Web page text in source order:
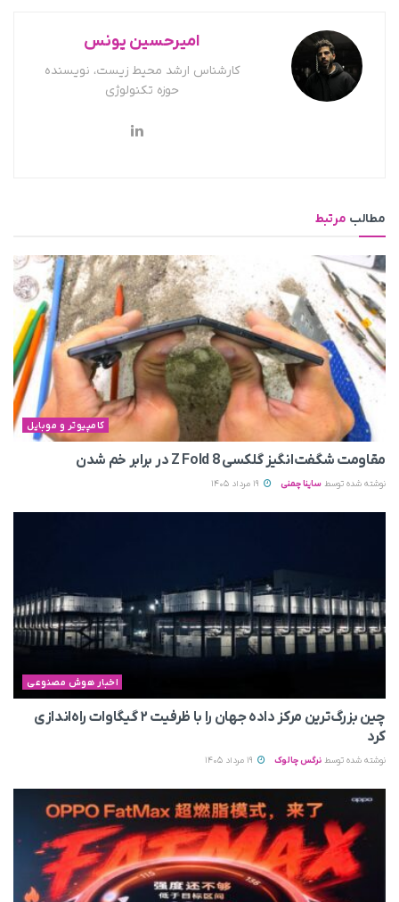
امیرحسین یونس
کارشناس ارشد محیط زیست، نویسنده
حوزه تکنولوژی
مطالب مرتبط
کامپیوتر و موبایل
مقاومت شگفت‌انگیز گلکسی Z Fold 8 در برابر خم شدن
نوشته شده توسط ساینا چمنی
اخبار هوش مصنوعی
چین بزرگ‌ترین مرکز داده جهان را با ظرفیت ۲ گیگاوات راه‌اندازی
کرد
نوشته شده توسط نرگس چالوک